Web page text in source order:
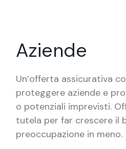
Aziende
Un’offerta assicurativa
proteggere aziende e
o potenziali imprevisti.
tutela per far crescere il
preoccupazione in meno.